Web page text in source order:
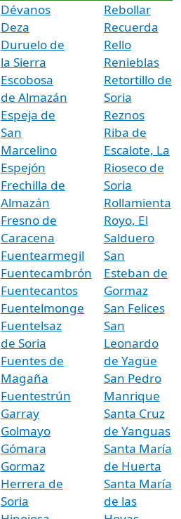
Dévanos
Deza
Duruelo de
la Sierra
Escobosa
de Almazán
Espeja de
San
Marcelino
Espejón
Frechilla de
Almazán
Fresno de
Caracena
Fuentearmegil
Fuentecambrón
Fuentecantos
Fuentelmonge
Fuentelsaz
de Soria
Fuentes de
Magaña
Fuentestrún
Garray
Golmayo
Gómara
Gormaz
Herrera de
Soria
Rebollar
Recuerda
Rello
Renieblas
Retortillo de
Soria
Reznos
Riba de
Escalote, La
Rioseco de
Soria
Rollamienta
Royo, El
Salduero
San
Esteban de
Gormaz
San Felices
San
Leonardo
de Yagüe
San Pedro
Manrique
Santa Cruz
de Yanguas
Santa María
de Huerta
Santa María
de las